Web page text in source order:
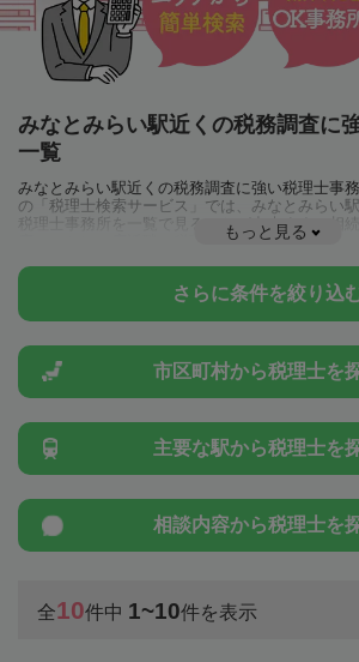
みなとみらい駅近くの税務調査に
一覧
みなとみらい駅近くの税務調査に強い税理士事
の「税理士検索サービス」では、みなとみらい
税理士事務所を一覧で見ることが出来ます。相
度のことは一度近隣の税理士に相談してみましょ
もっと見る
さらに条件を絞り込
市区町村から税理士を
主要な駅から税理士を
相談内容から税理士を
全10件中 1~10件を表示